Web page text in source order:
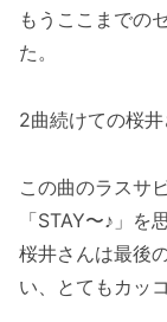
もうここまでの
た。
2曲続けての桜井
この曲のラスサ
「STAY〜♪」を
桜井さんは最後
い、とてもカッ